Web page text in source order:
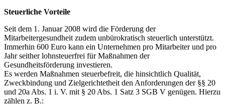
Steuerliche Vorteile
Seit dem 1. Januar 2008 wird die Förderung der
Mitarbeitergesundheit zudem unbürokratisch steuerlich unterstützt.
Immerhin 600 Euro kann ein Unternehmen pro Mitarbeiter und pro
Jahr seither lohnsteuerfrei für Maßnahmen der
Gesundheitsförderung investieren.
Es werden Maßnahmen steuerbefreit, die hinsichtlich Qualität,
Zweckbindung und Zielgerichtetheit den Anforderungen der §§ 20
und 20a Abs. 1 i. V. mit § 20 Abs. 1 Satz 3 SGB V genügen. Hierzu
zählen z. B.: